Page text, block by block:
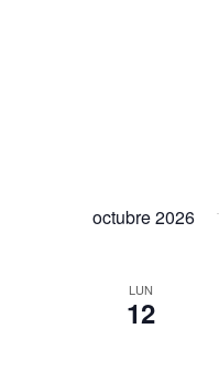
octubre 2026
LUN
12